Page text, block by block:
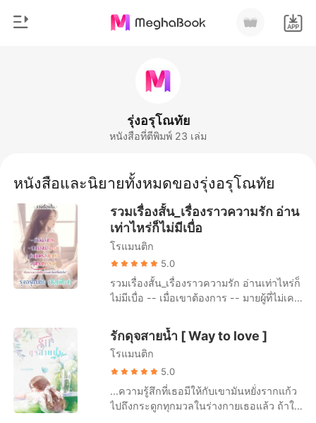
ดาวน์โหลดแอป
ประวัติศาสตร์
นิยายวาย
มหาเศรษฐี
รายการ
รุ่งอรุโณทัย
หนังสือที่ตีพิมพ์ 23 เล่ม
หนังสือและนิยายทั้งหมดของรุ่งอรุโณทัย
รวมเรื่องสั้น_เรื่องราวความรัก อ่าน
เท่าไหร่ก็ไม่มีเบื่อ
โรแมนติก
5.0
รวมเรื่องสั้น_เรื่องราวความรัก อ่านเท่าไหร่ก็
ไม่มีเบื่อ -- เมื่อเขาต้องการ -- มายผู้ที่ไม่เคย
ปฎิเสธเขาอยู่แล้ว เพราะไม่รู้จะทำไปทำไม
เสแสร้งแกล้งเล่นตัวทั้งๆ ที่ตัวเองก็ไม่เหลือ
ความสดใหม่ให้ค้นหาอีกต่อไปแล้ว ทำได้
เพียงร่วมมือกับเขาอย่างเร้าร้อนในทุกที่ทุก
เวลา ‘เมื่อเขาต้องการ’ -- ชนท้องน้องสาว --
หากน้องสาวที่ผมหวังจะท้องชนกัน กำลังจะมี
ความรักกับผู้ชายคนอื่น...คุณจะทำอย่างไร?
รักดุจสายน้ำ [ Way to love ]
โรแมนติก
5.0
...ความรู้สึกที่เธอมีให้กับเขามันหยั่งรากแก้ว
ไปถึงกระดูกทุกมวลในร่างกายเธอแล้ว ถ้าให้